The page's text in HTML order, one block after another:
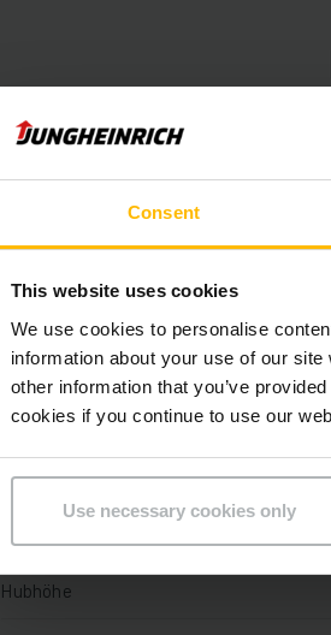
Consent
This website uses cookies
We use cookies to personalise
information about your use of our
other information that you’ve
cookies if you continue to use our
Use necessary cookies only
Der folgende Abschnitt
Technische Daten
Ladegerät
Batterie Baujahr
Batterie Aufarbeitungsjahr
Hubhöhe